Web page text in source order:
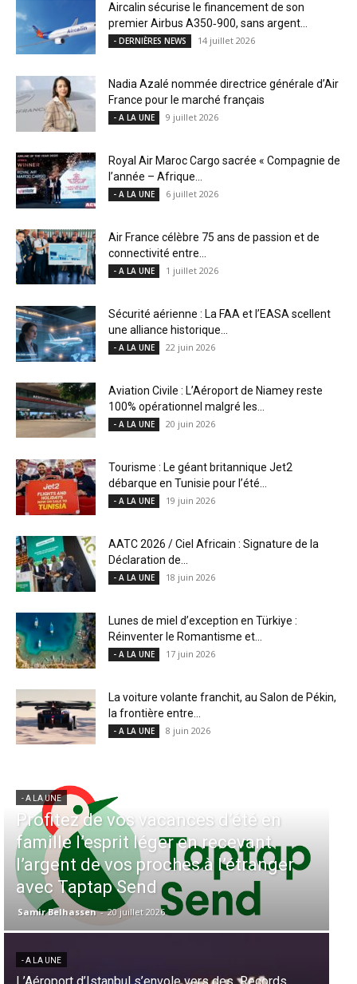
Aircalin sécurise le financement de son
premier Airbus A350‑900, sans argent...
- DERNIÈRES NEWS 14 juillet 2026
Nadia Azalé nommée directrice générale d’Air
France pour le marché français
- A LA UNE 9 juillet 2026
Royal Air Maroc Cargo sacrée « Compagnie de
l’année – Afrique...
- A LA UNE 6 juillet 2026
Air France célèbre 75 ans de passion et de
connectivité entre...
- A LA UNE 1 juillet 2026
Sécurité aérienne : La FAA et l’EASA scellent
une alliance historique...
- A LA UNE 22 juin 2026
Aviation Civile : L’Aéroport de Niamey reste
100% opérationnel malgré les...
- A LA UNE 20 juin 2026
Tourisme : Le géant britannique Jet2
débarque en Tunisie pour l’été...
- A LA UNE 19 juin 2026
AATC 2026 / Ciel Africain : Signature de la
Déclaration de...
- A LA UNE 18 juin 2026
Lunes de miel d’exception en Türkiye :
Réinventer le Romantisme et...
- A LA UNE 17 juin 2026
La voiture volante franchit, au Salon de Pékin,
la frontière entre...
- A LA UNE 8 juin 2026
- A LA UNE
Profitez de vos vacances d’été en
famille l’esprit léger en recevant
l’argent de vos proches à l’étranger
avec Taptap Send
Samir Belhassen - 20 juillet 2026
- A LA UNE